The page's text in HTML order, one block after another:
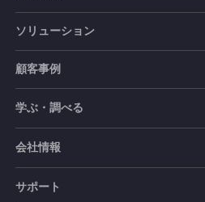
ひずみゲージ
センサ（変換器）
ロードセル
加速度センサ
圧力センサ
土木建築用センサ
荷重計
土圧計
自動車用センサ
シートベルト張力計
測定器
ソリューション
顧客事例
学ぶ・調べる
ひずみゲージ
センサ（変換器）
会社情報
拠点情報
サポート